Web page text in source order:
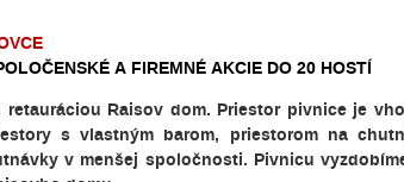
A FIREMNÉ AKCIE DO 20 HOSTÍ
Raisov dom. Priestor pivnice je
s vlastným barom, priestorom na
v menšej spoločnosti. Pivnicu